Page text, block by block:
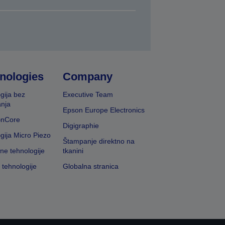
bez
Micro Piezo
tehnologije
tehnologije
Company
Executive Team
Epson Europe Electronics
Digigraphie
Štampanje direktno na
tkanini
Globalna stranica